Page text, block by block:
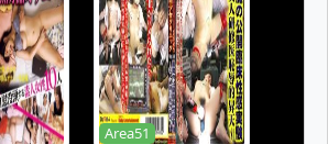
Area51